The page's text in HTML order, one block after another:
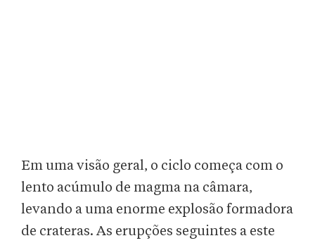
Em uma visão geral, o ciclo começa com o
lento acúmulo de magma na câmara,
levando a uma enorme explosão formadora
de crateras. As erupções seguintes a este